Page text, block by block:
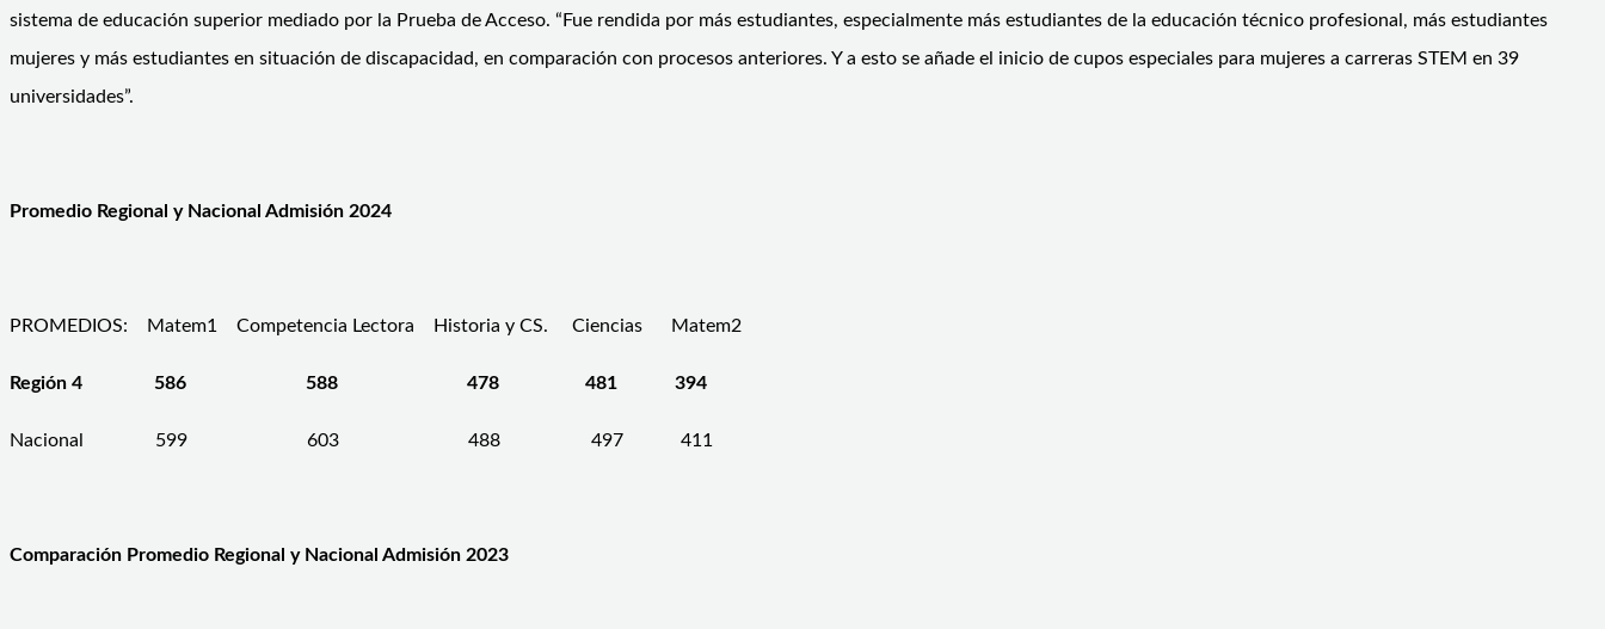
sistema de educación superior mediado por la Prueba de Acceso. “Fue rendida por más estudiantes, especialmente más estudiantes de la educación técnico profesional, más estudiantes
mujeres y más estudiantes en situación de discapacidad, en comparación con procesos anteriores. Y a esto se añade el inicio de cupos especiales para mujeres a carreras STEM en 39
universidades”.
Promedio Regional y Nacional Admisión 2024
PROMEDIOS: Matem1 Competencia Lectora Historia y CS. Ciencias Matem2
Región 4 586 588 478 481 394
Nacional 599 603 488 497 411
Comparación Promedio Regional y Nacional Admisión 2023